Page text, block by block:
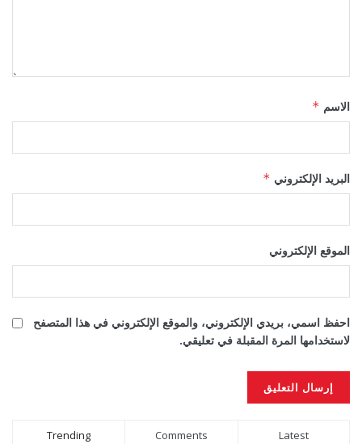
الاسم *
البريد الإلكتروني *
الموقع الإلكتروني
احفظ اسمي، بريدي الإلكتروني، والموقع الإلكتروني في هذا المتصفح
لاستخدامها المرة المقبلة في تعليقي.
Alternative:
Trending Comments Latest